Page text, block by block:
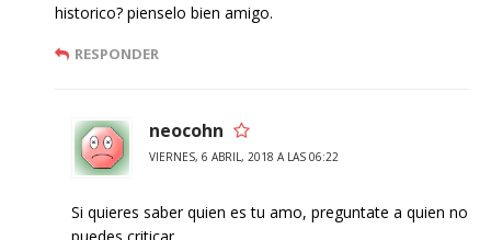
historico? pienselo bien amigo.
RESPONDER
neocohn
VIERNES, 6 ABRIL, 2018 A LAS 06:22
Si quieres saber quien es tu amo, preguntate a quien no